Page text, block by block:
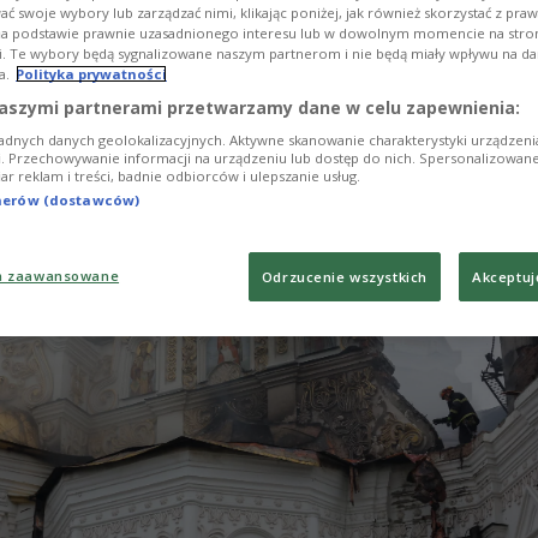
auf Russland aufgerufen. Bei den nächtlichen
nach ukrainischen Angaben mindestens vier
getötet und 23 weitere verletzt.
swoje wybory lub zarządzać nimi, klikając poniżej, jak również skorzystać z
podstawie prawnie uzasadnionego interesu lub w dowolnym momencie na
Te wybory będą sygnalizowane naszym partnerom i nie będą miały wpływu na
Polityka prywatności
partnerami przetwarzamy dane w celu zapewnienia:
danych geolokalizacyjnych. Aktywne skanowanie charakterystyki
Przechowywanie informacji na urządzeniu lub dostęp do nich.
reklam i treści, badnie odbiorców i ulepszanie usług.
(dostawców)
zaawansowane Odrzucenie wszystkich